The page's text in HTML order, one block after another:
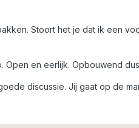
Stoort het je dat ik een
Open en eerlijk. Opbouwend
discussie. Jij gaat op de